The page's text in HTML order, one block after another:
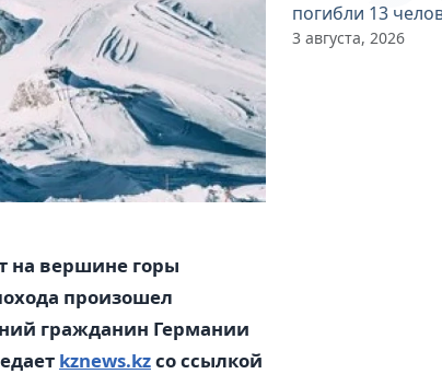
на вершине горы
произошел
гражданин Германии
kznews.kzсо ссылкой
погибли 13
3 августа, 2026